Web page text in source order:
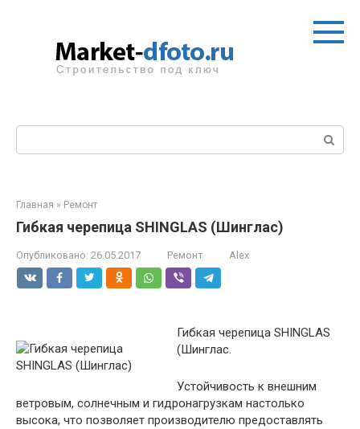
Поиск:
Главная » Ремонт
Гибкая черепица SHINGLAS (Шинглас)
Опубликовано: 26.05.2017 Ремонт Alex
Гибкая черепица SHINGLAS
(Шинглас.
Устойчивость к внешним
ветровым, солнечным и гидронагрузкам настолько
высока, что позволяет производителю предоставлять